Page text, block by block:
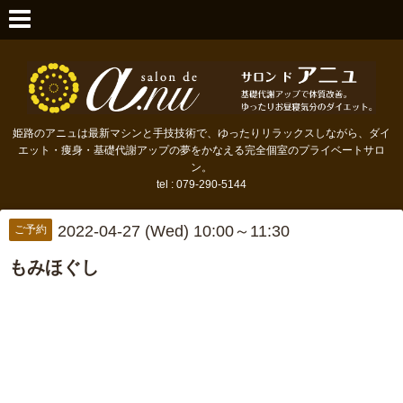
姫路のアニュは最新マシンと手技技術で、ゆったりリラックスしながら、ダイ
エット・痩身・基礎代謝アップの夢をかなえる完全個室のプライベートサロ
ン。
tel : 079-290-5144
ご予約 2022-04-27 (Wed) 10:00～11:30
もみほぐし